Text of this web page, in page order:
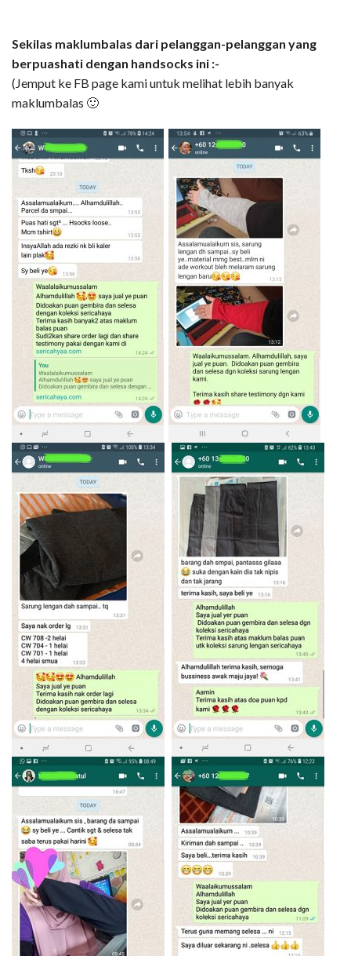
Sekilas maklumbalas dari pelanggan-pelanggan yang
berpuashati dengan handsocks ini :-
(Jemput ke FB page kami untuk melihat lebih banyak
maklumbalas 🙂